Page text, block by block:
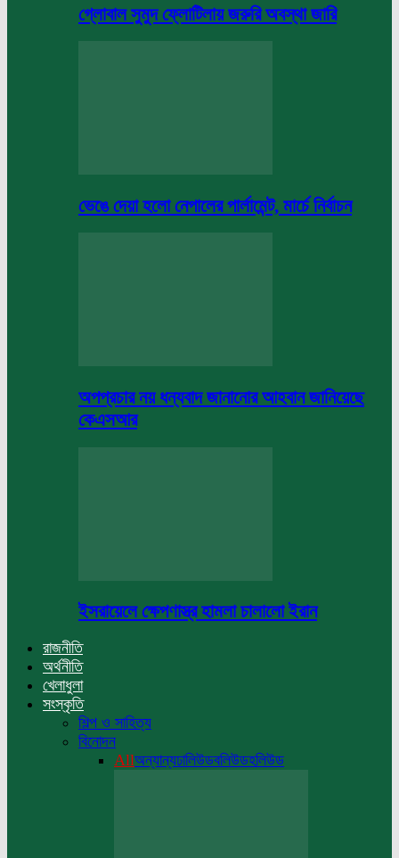
গ্লোবাল সুমুদ ফ্লোটিলায় জরুরি অবস্থা জারি
ভেঙে দেয়া হলো নেপালের পার্লামেন্ট, মার্চে নির্বাচন
অপপ্রচার নয় ধন্যবাদ জানানোর আহবান জানিয়েছে
কেএসআর
ইসরায়েলে ক্ষেপণাস্ত্র হামলা চালালো ইরান
রাজনীতি
অর্থনীতি
খেলাধুলা
সংস্কৃতি
শিল্প ও সাহিত্য
বিনোদন
Allঅন্যান্যঢালিউডবলিউডহলিউড